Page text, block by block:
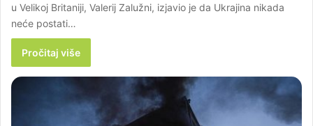
u Velikoj Britaniji, Valerij Zalužni, izjavio je da Ukrajina nikada
neće postati…
Pročitaj više